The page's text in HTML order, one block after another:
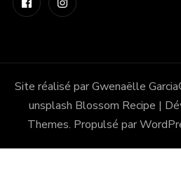
Site réalisé par Gwenaëlle
unsplash Blossom Recipe |
Themes. Propulsé par